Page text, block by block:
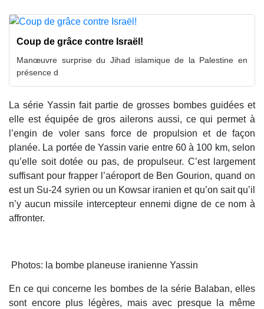
Coup de grâce contre Israël!
Manœuvre surprise du Jihad islamique de la Palestine en
présence d
La série Yassin fait partie de grosses bombes guidées et
elle est équipée de gros ailerons aussi, ce qui permet à
l’engin de voler sans force de propulsion et de façon
planée. La portée de Yassin varie entre 60 à 100 km, selon
qu’elle soit dotée ou pas, de propulseur. C’est largement
suffisant pour frapper l’aéroport de Ben Gourion, quand on
est un Su-24 syrien ou un Kowsar iranien et qu’on sait qu’il
n’y aucun missile intercepteur ennemi digne de ce nom à
affronter.
Photos: la bombe planeuse iranienne Yassin
En ce qui concerne les bombes de la série Balaban, elles
sont encore plus légères, mais avec presque la même